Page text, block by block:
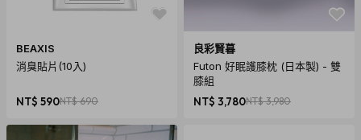
BEAXIS
消臭貼片(10入)
NT$ 590NT$ 690
良彩賢暮
Futon 好眠護膝枕 (日本製) - 雙
膝組
NT$ 3,780NT$ 3,980